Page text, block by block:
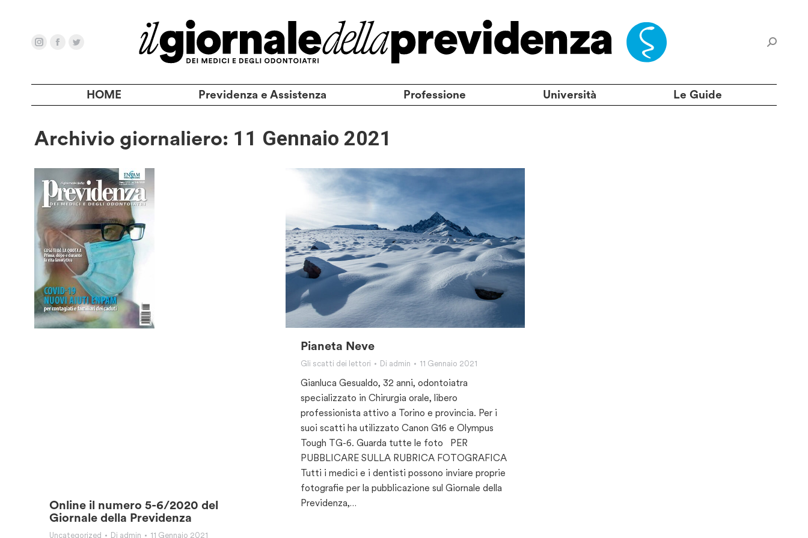
HOME Previdenza e Assistenza Professione Università Le Guide
Archivio giornaliero: 11 Gennaio 2021
Online il numero 5-6/2020 del
Giornale della Previdenza
Uncategorized Di admin 11 Gennaio 2021
Pianeta Neve
Gli scatti dei lettori Di admin 11 Gennaio 2021
Gianluca Gesualdo, 32 anni, odontoiatra
specializzato in Chirurgia orale, libero
professionista attivo a Torino e provincia. Per i
suoi scatti ha utilizzato Canon G16 e Olympus
Tough TG-6. Guarda tutte le foto PER
PUBBLICARE SULLA RUBRICA FOTOGRAFICA
Tutti i medici e i dentisti possono inviare proprie
fotografie per la pubblicazione sul Giornale della
Previdenza,…